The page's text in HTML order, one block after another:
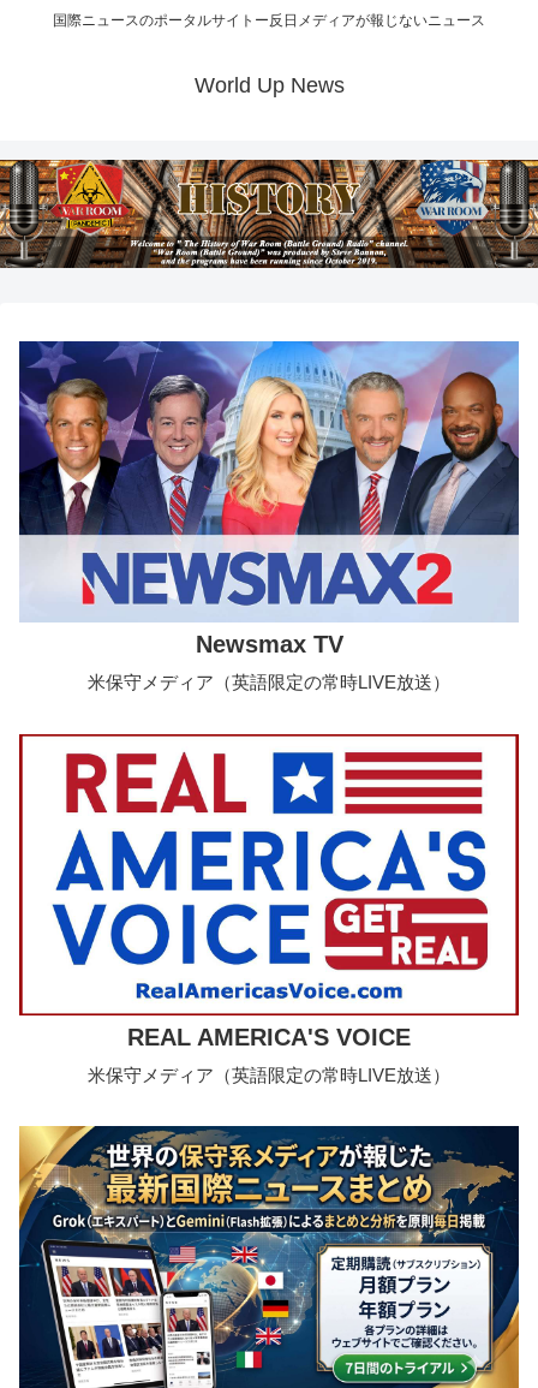
国際ニュースのポータルサイトー反日メディアが報じないニュース
World Up News
Newsmax TV
米保守メディア（英語限定の常時LIVE放送）
REAL AMERICA'S VOICE
米保守メディア（英語限定の常時LIVE放送）